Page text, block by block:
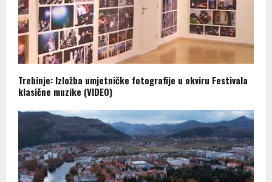
Trebinje: Izložba umjetničke fotografije u okviru Festivala
klasične muzike (VIDEO)